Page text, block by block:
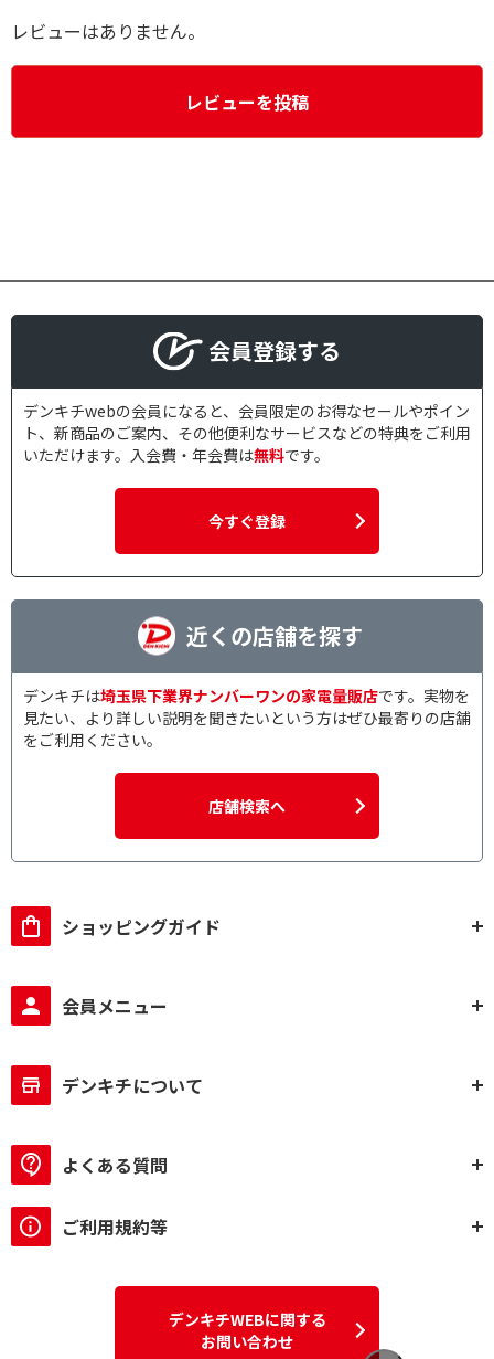
レビューはありません。
レビューを投稿
会員登録する
デンキチwebの会員になると、会員限定のお得なセールやポイン
ト、新商品のご案内、その他便利なサービスなどの特典をご利用
いただけます。入会費・年会費は無料です。
今すぐ登録
近くの店舗を探す
デンキチは埼玉県下業界ナンバーワンの家電量販店です。実物を
見たい、より詳しい説明を聞きたいという方はぜひ最寄りの店舗
をご利用ください。
店舗検索へ
ショッピングガイド
会員メニュー
デンキチについて
よくある質問
ご利用規約等
デンキチWEBに関する
お問い合わせ